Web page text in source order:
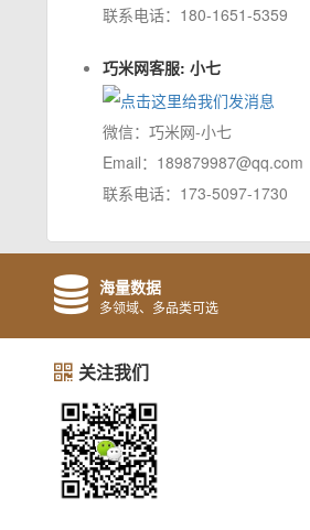
联系电话：180-1651-5359
巧米网客服: 小七
微信：巧米网-小七
Email：189879987@qq.com
联系电话：173-5097-1730
海量数据
多领域、多品类可选
关注我们